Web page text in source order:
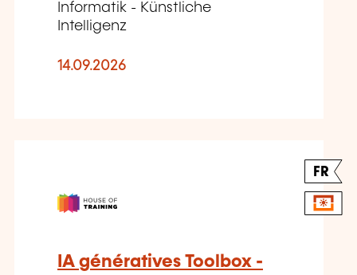
Informatik - Künstliche
Intelligenz
14.09.2026
FR
IA génératives Toolbox -